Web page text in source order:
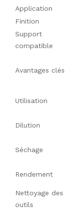
Application
Finition
Support
compatible
Avantages clés
Utilisation
Dilution
Séchage
Rendement
Nettoyage des
outils